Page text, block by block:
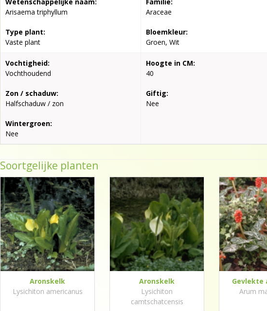
Wetenschappelijke naam:
Arisaema triphyllum
Type plant:
Vaste plant
Familie:
Araceae
Bloemkleur:
Groen, Wit
Vochtigheid:
Vochthoudend
Zon / schaduw:
Halfschaduw / zon
Wintergroen:
Nee
Hoogte in CM:
40
Giftig:
Nee
Soortgelijke planten
Aronskelk
Lysichiton americanus
Aronskelk
Lysichiton
camtschatcensis
Gevlekte
Arum